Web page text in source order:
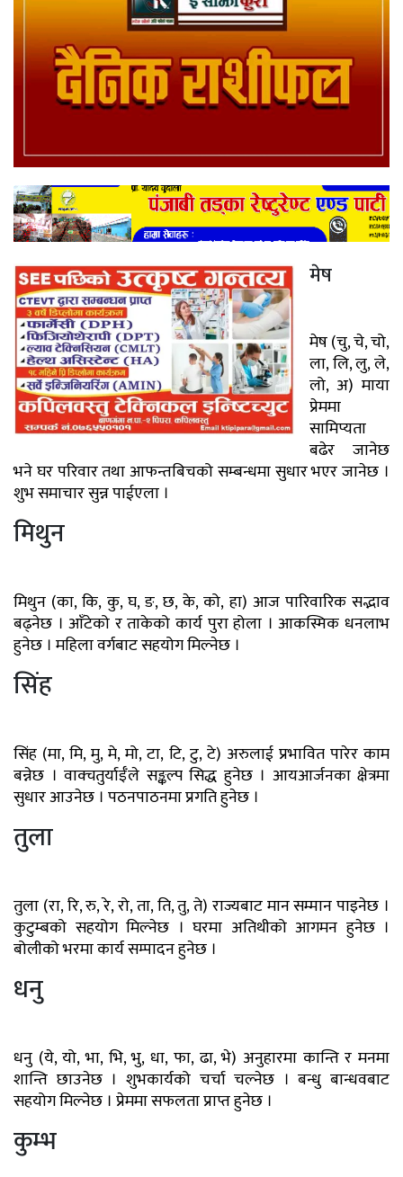
मेष
मेष (चु, चे, चो,
ला, लि, लु, ले,
लो, अ) माया
प्रेममा
सामिप्यता
बढेर जानेछ
भने घर परिवार तथा आफन्तबिचको सम्बन्धमा सुधार भएर जानेछ ।
शुभ समाचार सुन्न पाईएला ।
मिथुन
मिथुन (का, कि, कु, घ, ङ, छ, के, को, हा) आज पारिवारिक सद्भाव
बढ्नेछ । आँटेको र ताकेको कार्य पुरा होला । आकस्मिक धनलाभ
हुनेछ । महिला वर्गबाट सहयोग मिल्नेछ ।
सिंह
सिंह (मा, मि, मु, मे, मो, टा, टि, टु, टे) अरुलाई प्रभावित पारेर काम
बन्नेछ । वाक्चतुर्याईँले सङ्कल्प सिद्ध हुनेछ । आयआर्जनका क्षेत्रमा
सुधार आउनेछ । पठनपाठनमा प्रगति हुनेछ ।
तुला
तुला (रा, रि, रु, रे, रो, ता, ति, तु, ते) राज्यबाट मान सम्मान पाइनेछ ।
कुटुम्बको सहयोग मिल्नेछ । घरमा अतिथीको आगमन हुनेछ ।
बोलीको भरमा कार्य सम्पादन हुनेछ ।
धनु
धनु (ये, यो, भा, भि, भु, धा, फा, ढा, भे) अनुहारमा कान्ति र मनमा
शान्ति छाउनेछ । शुभकार्यको चर्चा चल्नेछ । बन्धु बान्धवबाट
सहयोग मिल्नेछ । प्रेममा सफलता प्राप्त हुनेछ ।
कुम्भ